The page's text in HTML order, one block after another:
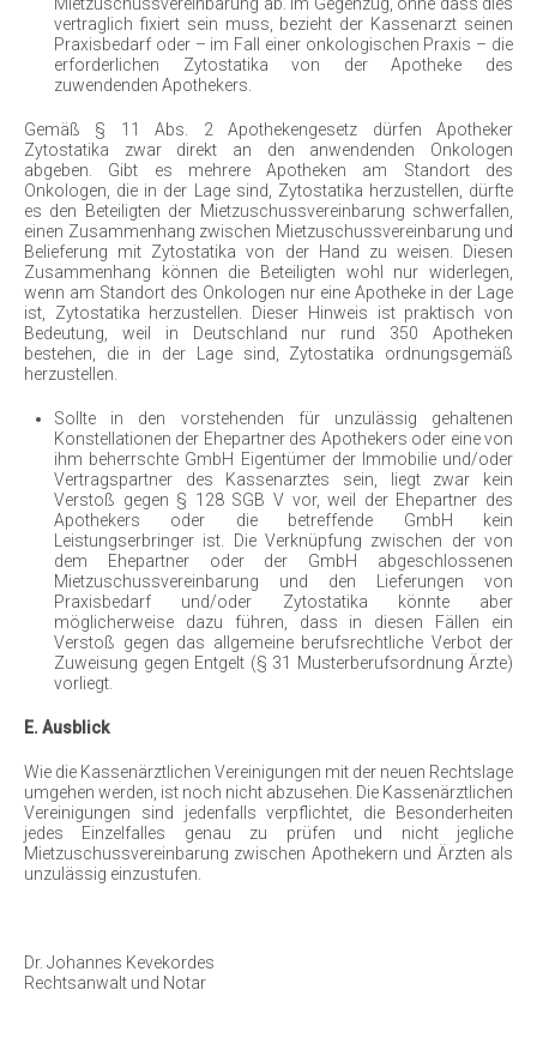
vertraglich fixiert sein muss, bezieht der Kassenarzt seinen
Praxisbedarf oder – im Fall einer onkologischen Praxis – die
erforderlichen Zytostatika von der Apotheke des
zuwendenden Apothekers.
Gemäß § 11 Abs. 2 Apothekengesetz dürfen Apotheker
Zytostatika zwar direkt an den anwendenden Onkologen
abgeben. Gibt es mehrere Apotheken am Standort des
Onkologen, die in der Lage sind, Zytostatika herzustellen, dürfte
es den Beteiligten der Mietzuschussvereinbarung schwerfallen,
einen Zusammenhang zwischen Mietzuschussvereinbarung und
Belieferung mit Zytostatika von der Hand zu weisen. Diesen
Zusammenhang können die Beteiligten wohl nur widerlegen,
wenn am Standort des Onkologen nur eine Apotheke in der Lage
ist, Zytostatika herzustellen. Dieser Hinweis ist praktisch von
Bedeutung, weil in Deutschland nur rund 350 Apotheken
bestehen, die in der Lage sind, Zytostatika ordnungsgemäß
herzustellen.
Sollte in den vorstehenden für unzulässig gehaltenen
Konstellationen der Ehepartner des Apothekers oder eine von
ihm beherrschte GmbH Eigentümer der Immobilie und/oder
Vertragspartner des Kassenarztes sein, liegt zwar kein
Verstoß gegen § 128 SGB V vor, weil der Ehepartner des
Apothekers oder die betreffende GmbH kein
Leistungserbringer ist. Die Verknüpfung zwischen der von
dem Ehepartner oder der GmbH abgeschlossenen
Mietzuschussvereinbarung und den Lieferungen von
Praxisbedarf und/oder Zytostatika könnte aber
möglicherweise dazu führen, dass in diesen Fällen ein
Verstoß gegen das allgemeine berufsrechtliche Verbot der
Zuweisung gegen Entgelt (§ 31 Musterberufsordnung Ärzte)
vorliegt.
E. Ausblick
Wie die Kassenärztlichen Vereinigungen mit der neuen Rechtslage
umgehen werden, ist noch nicht abzusehen. Die Kassenärztlichen
Vereinigungen sind jedenfalls verpflichtet, die Besonderheiten
jedes Einzelfalles genau zu prüfen und nicht jegliche
Mietzuschussvereinbarung zwischen Apothekern und Ärzten als
unzulässig einzustufen.
Dr. Johannes Kevekordes
Rechtsanwalt und Notar